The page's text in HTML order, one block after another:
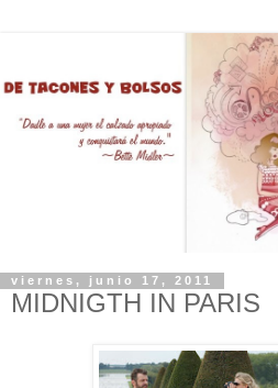
viernes, junio 17, 2011
MIDNIGTH IN PARIS